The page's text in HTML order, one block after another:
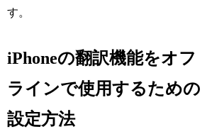
す。
iPhoneの翻訳機能をオフ
ラインで使用するための
設定方法